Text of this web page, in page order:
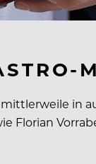
in
Florian